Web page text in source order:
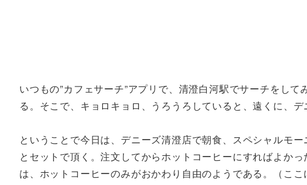
いつもの”カフェサーチ”アプリで、清澄白河駅でサーチをし
る。そこで、キョロキョロ、うろうろしていると、遠くに、デ
ということで今日は、デニーズ清澄店で朝食、スペシャルモ
とセットで頂く。注文してからホットコーヒーにすればよか
は、ホットコーヒーのみがおかわり自由のようである。（ここ